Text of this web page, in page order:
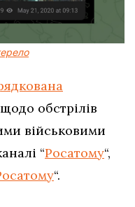
обстрілів
військовими
“Росатому“,
“.